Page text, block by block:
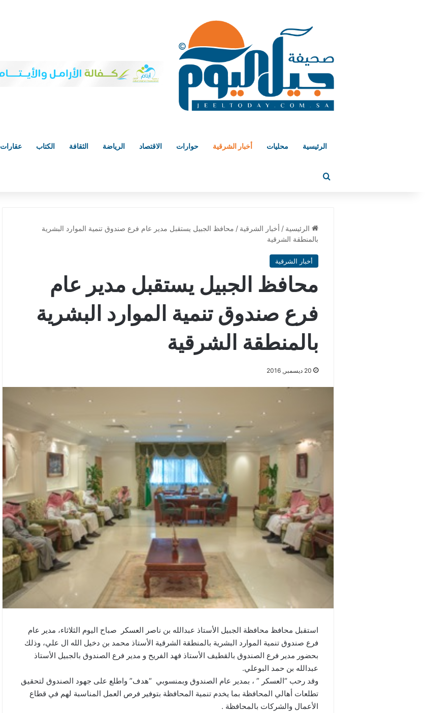
الرئيسية محليات أخبار الشرقية حوارات الاقتصاد الرياضة الثقافة الكتاب عقارات
الرئيسية / أخبار الشرقية / محافظ الجبيل يستقبل مدير عام فرع صندوق تنمية الموارد البشرية
بالمنطقة الشرقية
أخبار الشرقية
محافظ الجبيل يستقبل مدير عام
فرع صندوق تنمية الموارد البشرية
بالمنطقة الشرقية
20 ديسمبر, 2016
استقبل محافظ محافظة الجبيل الأستاذ عبدالله بن ناصر العسكر صباح اليوم الثلاثاء، مدير عام
فرع صندوق تنمية الموارد البشرية بالمنطقة الشرقية الأستاذ محمد بن دخيل الله ال علي، وذلك
بحضور مدير فرع الصندوق بالقطيف الأستاذ فهد الفريح و مدير فرع الصندوق بالجبيل الأستاذ
عبدالله بن حمد البوعلي.
وقد رحب “العسكر ” ، بمدير عام الصندوق وبمنسوبي “هدف” واطلع على جهود الصندوق لتحقيق
تطلعات أهالي المحافظة بما يخدم تنمية المحافظة بتوفير فرص العمل المناسبة لهم في قطاع
الأعمال والشركات بالمحافظة .